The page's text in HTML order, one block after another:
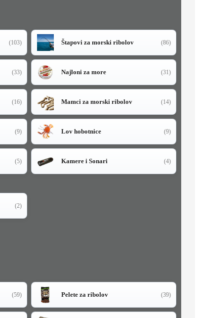
(103) Štapovi za morski ribolov (86)
(33) Najloni za more (31)
(16) Mamci za morski ribolov (14)
(9) Lov hobotnice (9)
(5) Kamere i Sonari (4)
(2)
(59) Pelete za ribolov (39)